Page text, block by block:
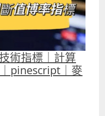
術指標｜計算
pinescript｜麥